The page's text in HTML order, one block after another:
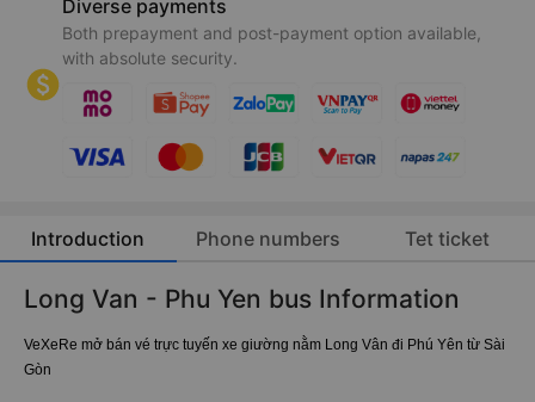
Attractive deals
Thousands of coupons with FlashSale, Early bird, and
Last minute booking sales.
Diverse payments
Both prepayment and post-payment option available,
with absolute security.
Long Van - Phu Yen bus Information